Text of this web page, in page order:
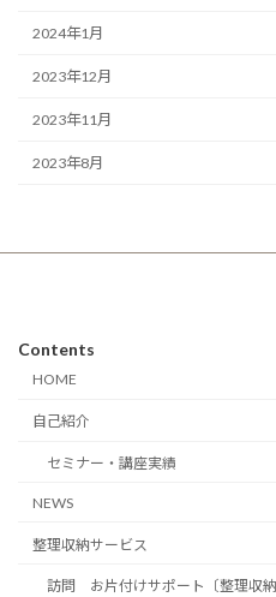
2024年1月
2023年12月
2023年11月
2023年8月
Contents
HOME
自己紹介
セミナー・講座実績
NEWS
整理収納サービス
訪問 お片付けサポート〔整理収納